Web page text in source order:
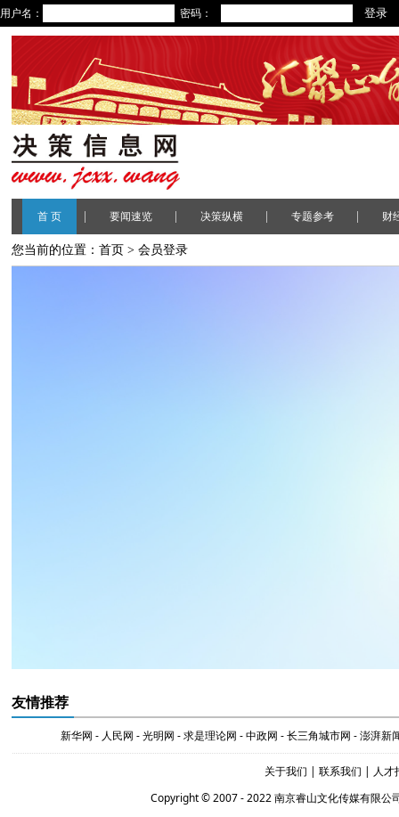
用户名： 密码：
首 页 要闻速览 决策纵横 专题参考 财
您当前的位置： 首页 > 会员登录
友情推荐
新华网 - 人民网 -光明网 -求是理论网 -中政网 -长三角城市网 -澎湃新
关于我们 |联系我们 | 人才
Copyright © 2007 - 2022 南京睿山文化传媒有限公